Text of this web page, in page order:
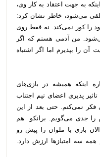
به جهت اعتقاد به کار وی،
می‌شود، خاطر نشان کرد:
را کور نمی‌کند. نه فقط روی
من آدمی هستم که اگر
آن را بپذیرم اما اگر اشتباه
اینکه همیشه در بازی‌های
پذیری اعضای تیم اجتناب
فکر نمی‌کنم. حتی بعد از این
را جدی می‌گویم. برانکو هم
بازی با ملوان را پیش رو
همه سه امتیازها ارزش دارد.